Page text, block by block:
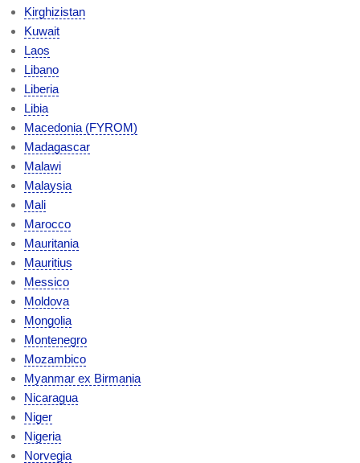
Kirghizistan
Kuwait
Laos
Libano
Liberia
Libia
Macedonia (FYROM)
Madagascar
Malawi
Malaysia
Mali
Marocco
Mauritania
Mauritius
Messico
Moldova
Mongolia
Montenegro
Mozambico
Myanmar ex Birmania
Nicaragua
Niger
Nigeria
Norvegia